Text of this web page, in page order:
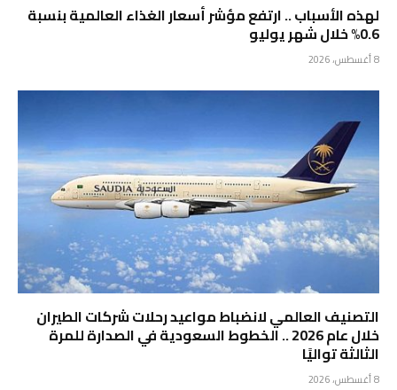
لهذه الأسباب .. ارتفع مؤشر أسعار الغذاء العالمية بنسبة
0.6% خلال شهر يوليو
8 أغسطس، 2026
التصنيف العالمي لانضباط مواعيد رحلات شركات الطيران
خلال عام 2026 .. الخطوط السعودية في الصدارة للمرة
الثالثة تواليًا
8 أغسطس، 2026